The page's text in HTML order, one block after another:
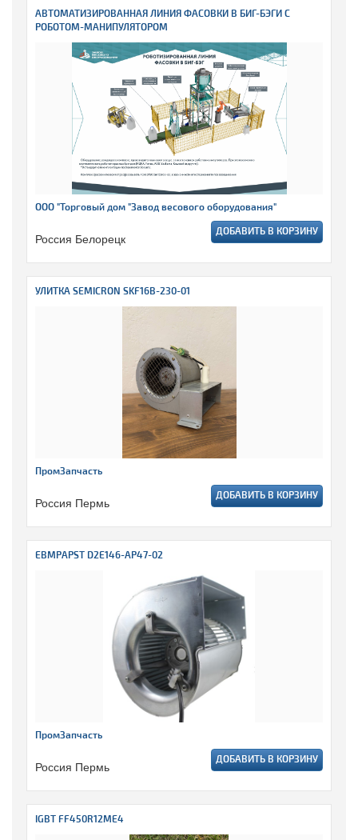
АВТОМАТИЗИРОВАННАЯ ЛИНИЯ ФАСОВКИ В БИГ-БЭГИ С
РОБОТОМ-МАНИПУЛЯТОРОМ
ООО "Торговый дом "Завод весового оборудования"
Россия Белорецк ДОБАВИТЬ В КОРЗИНУ
УЛИТКА SEMICRON SKF16B-230-01
ПромЗапчасть
Россия Пермь ДОБАВИТЬ В КОРЗИНУ
EBMPAPST D2E146-AP47-02
ПромЗапчасть
Россия Пермь ДОБАВИТЬ В КОРЗИНУ
IGBT FF450R12ME4